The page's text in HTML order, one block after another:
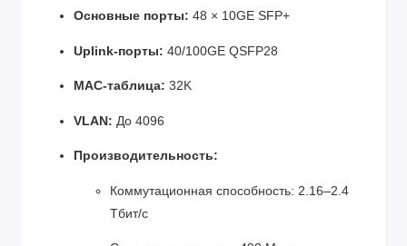
Основные порты: 48 × 10GE SFP+
Uplink-порты: 40/100GE QSFP28
MAC-таблица: 32K
VLAN: До 4096
Производительность:
Коммутационная способность: 2.16–2.4
Тбит/с